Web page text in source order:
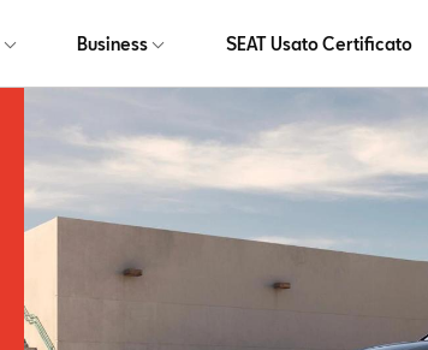
Business SEAT Usato Certificato